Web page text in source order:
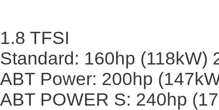
1.8 TFSI
Standard: 160hp (118kW)
ABT Power: 200hp
ABT POWER S: 240hp